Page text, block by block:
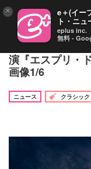
名門パリ・オペ
演『エスプリ・
画像1/6
ニュース
クラシック
× e＋(イー
ト・ニ
eplus inc.
無料 -